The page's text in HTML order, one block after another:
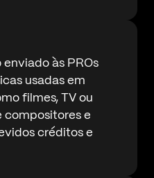
às PROs
usadas em
filmes, TV ou
compositores e
créditos e